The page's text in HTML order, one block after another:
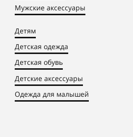
Мужские аксессуары
Детям
Детская одежда
Детская обувь
Детские аксессуары
Одежда для малышей